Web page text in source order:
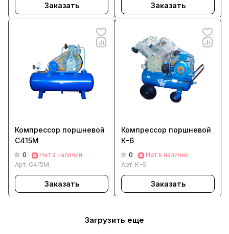
Заказать Заказать
Компрессор поршневой
С415М
0
Нет в наличии
Арт. С415М
Заказать
Компрессор поршневой
К-6
0
Нет в наличии
Арт. К-6
Заказать
Загрузить еще